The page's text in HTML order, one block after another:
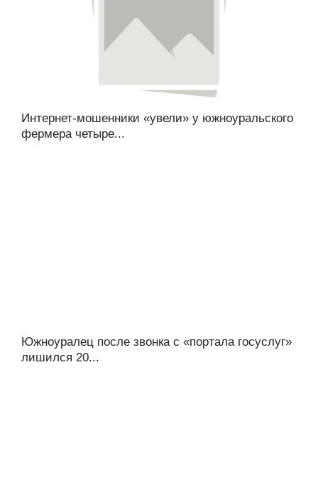
Интернет-мошенники «увели» у южноуральского
фермера четыре...
Южноуралец после звонка с «портала госуслуг»
лишился 20...